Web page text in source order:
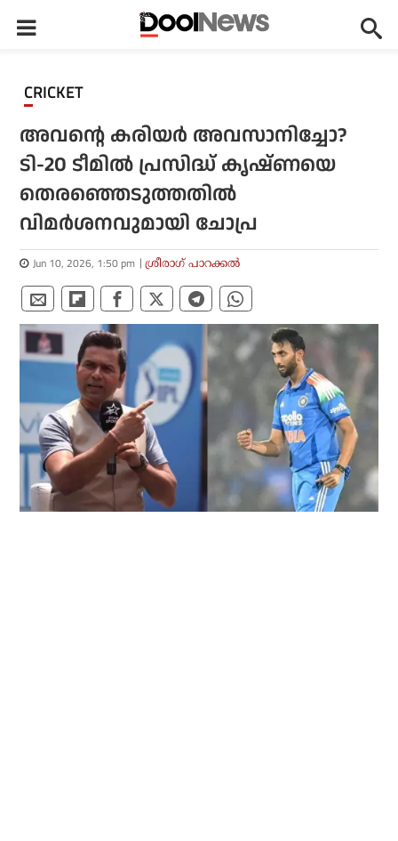
CRICKET
അവന്റെ കരിയര്‍ അവസാനിച്ചോ?
ടി-20 ടീമില്‍ പ്രസിദ്ധ് കൃഷ്ണയെ
തെരഞ്ഞെടുത്തതില്‍
വിമര്‍ശനവുമായി ചോപ്ര
Jun 10, 2026, 1:50 pm ശ്രീരാഗ് പാറക്കല്‍